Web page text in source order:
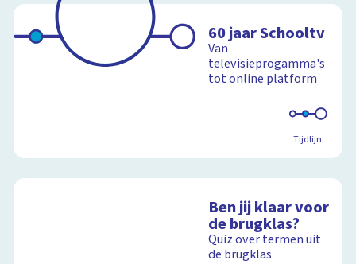
60 jaar Schooltv
Van
televisieprogamma's
tot online platform
Tijdlijn
Ben jij klaar voor
de brugklas?
Quiz over termen uit
de brugklas